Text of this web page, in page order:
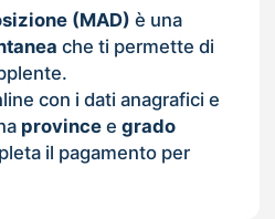
(MAD) è una
che ti permette di
con i dati anagrafici e
provincee grado
il pagamento per